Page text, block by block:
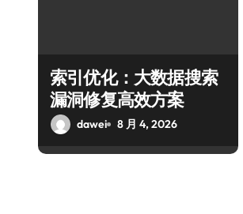
索引优化：大数据搜索
漏洞修复高效方案
dawei 8 月 4, 2026